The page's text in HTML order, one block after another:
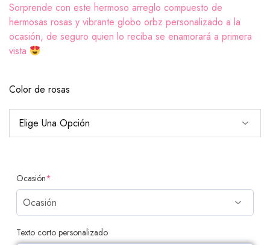
Sorprende con este hermoso arreglo compuesto de
hermosas rosas y vibrante globo orbz personalizado a la
ocasión, de seguro quien lo reciba se enamorará a primera
vista
Color de rosas
Ocasión*
Texto corto personalizado